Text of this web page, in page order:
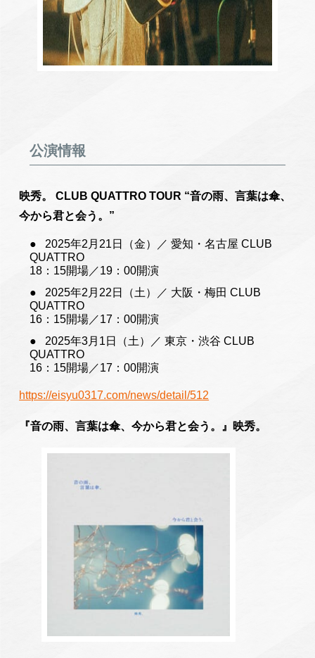
公演情報
映秀。 CLUB QUATTRO TOUR “音の雨、言葉は傘、
今から君と会う。”
2025年2月21日（金）／ 愛知・名古屋 CLUB
QUATTRO
18：15開場／19：00開演
2025年2月22日（土）／ 大阪・梅田 CLUB
QUATTRO
16：15開場／17：00開演
2025年3月1日（土）／ 東京・渋谷 CLUB
QUATTRO
16：15開場／17：00開演
https://eisyu0317.com/news/detail/512
『音の雨、言葉は傘、今から君と会う。』映秀。